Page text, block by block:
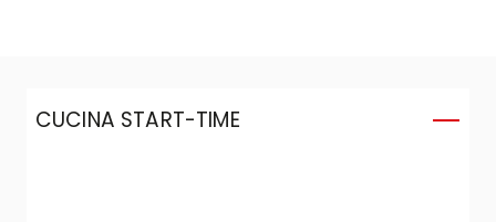
CUCINA START-TIME